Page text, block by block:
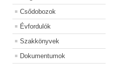
Csődobozok
Évfordulók
Szakkönyvek
Dokumentumok